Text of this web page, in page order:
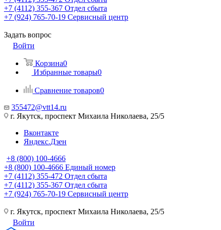
+7 (4112) 355-367 Отдел сбыта
+7 (924) 765-70-19 Сервисный центр
Задать вопрос
Войти
Корзина0
Избранные товары0
Сравнение товаров0
355472@vtt14.ru
г. Якутск, проспект Михаила Николаева, 25/5
Вконтакте
Яндекс.Дзен
+8 (800) 100-4666
+8 (800) 100-4666 Единый номер
+7 (4112) 355-472 Отдел сбыта
+7 (4112) 355-367 Отдел сбыта
+7 (924) 765-70-19 Сервисный центр
г. Якутск, проспект Михаила Николаева, 25/5
Войти